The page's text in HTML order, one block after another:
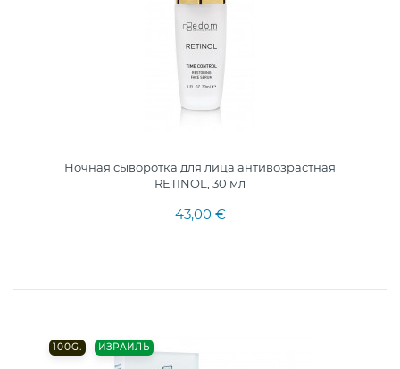
Ночная сыворотка для лица антивозрастная
RETINOL, 30 мл
43,00 €
100G. ИЗРАИЛЬ